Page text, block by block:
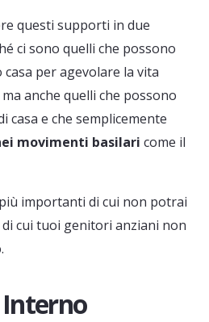
questi supporti in due
ci sono quelli che possono
per agevolare la vita
anche quelli che possono
casa e che semplicemente
movimenti basilari come il
importanti di cui non potrai
cui tuoi genitori anziani non